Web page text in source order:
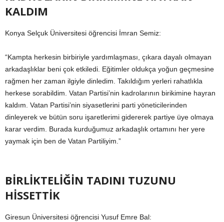
KALDIM
Konya Selçuk Üniversitesi öğrencisi İmran Semiz:
“Kampta herkesin birbiriyle yardımlaşması, çıkara dayalı olmayan
arkadaşlıklar beni çok etkiledi. Eğitimler oldukça yoğun geçmesine
rağmen her zaman ilgiyle dinledim. Takıldığım yerleri rahatlıkla
herkese sorabildim. Vatan Partisi’nin kadrolarının birikimine hayran
kaldım. Vatan Partisi’nin siyasetlerini parti yöneticilerinden
dinleyerek ve bütün soru işaretlerimi gidererek partiye üye olmaya
karar verdim. Burada kurduğumuz arkadaşlık ortamını her yere
yaymak için ben de Vatan Partiliyim.”
BİRLİKTELİĞİN TADINI TUZUNU
HİSSETTİK
Giresun Üniversitesi öğrencisi Yusuf Emre Bal: